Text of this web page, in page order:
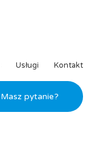
Usługi Kontakt
Masz pytanie?